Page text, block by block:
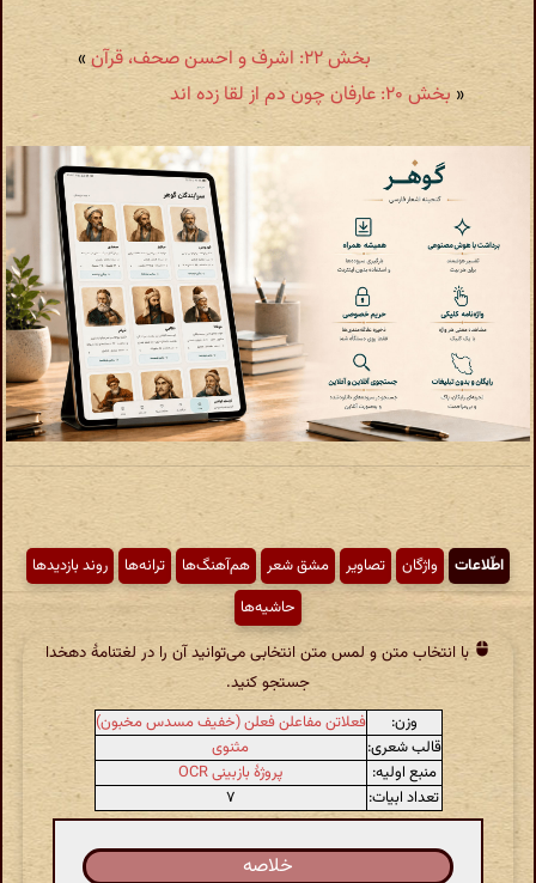
بخش ۲۲: اشرف و احسن صحف، قرآن
»
« بخش ۲۰: عارفان چون دم از لقا زده اند
اطّلاعات واژگان تصاویر مشق شعر هم‌آهنگ‌ها ترانه‌ها
روند بازدیدها
حاشیه‌ها
با انتخاب متن و لمس متن انتخابی می‌توانید آن را در لغتنامهٔ دهخدا
جستجو کنید.
وزن:
فعلاتن مفاعلن فعلن (خفیف مسدس مخبون)
قالب شعری:
مثنوی
منبع اولیه:
پروژهٔ بازبینی OCR
تعداد ابیات:
۷
خلاصه